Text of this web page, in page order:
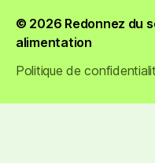
© 2026 Redonnez du
alimentation
Politique de